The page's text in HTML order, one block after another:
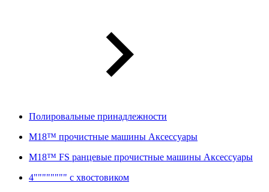
Полировальные принадлежности
M18™ прочистные машины Аксессуары
M18™ FS ранцевые прочистные машины Аксессуары
4"""""""" с хвостовиком